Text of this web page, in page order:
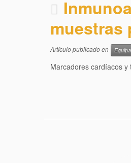
muestras
Artículo publicado en
Marcadores cardíacos